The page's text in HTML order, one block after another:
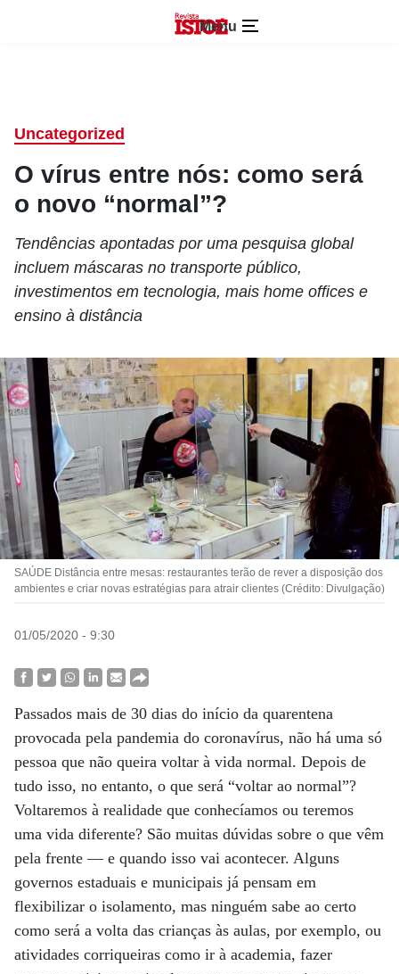
Menu
Uncategorized
O vírus entre nós: como será
o novo “normal”?
Tendências apontadas por uma pesquisa global
incluem máscaras no transporte público,
investimentos em tecnologia, mais home offices e
ensino à distância
SAÚDE Distância entre mesas: restaurantes terão de rever a disposição dos
ambientes e criar novas estratégias para atrair clientes (Crédito: Divulgação)
01/05/2020 - 9:30
Passados mais de 30 dias do início da quarentena
provocada pela pandemia do coronavírus, não há uma só
pessoa que não queira voltar à vida normal. Depois de
tudo isso, no entanto, o que será “voltar ao normal”?
Voltaremos à realidade que conhecíamos ou teremos
uma vida diferente? São muitas dúvidas sobre o que vêm
pela frente — e quando isso vai acontecer. Alguns
governos estaduais e municipais já pensam em
flexibilizar o isolamento, mas ninguém sabe ao certo
como será a volta das crianças às aulas, por exemplo, ou
atividades corriqueiras como ir à academia, fazer